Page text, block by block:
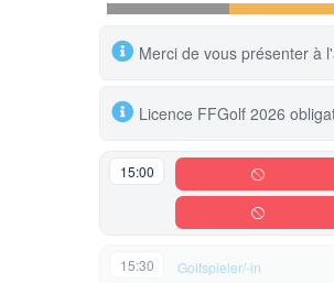
Merci de vous présenter à
Licence FFGolf 2026
15:00
15:30 Golfspieler/-in